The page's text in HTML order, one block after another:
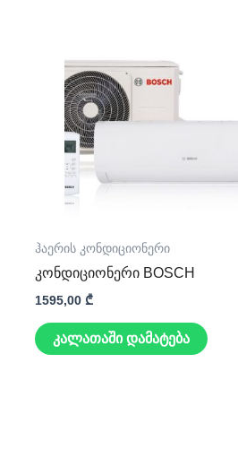
ჰაერის კონდიციონერი
კონდიციონერი BOSCH
1595,00 ₾
კალათაში დამატება